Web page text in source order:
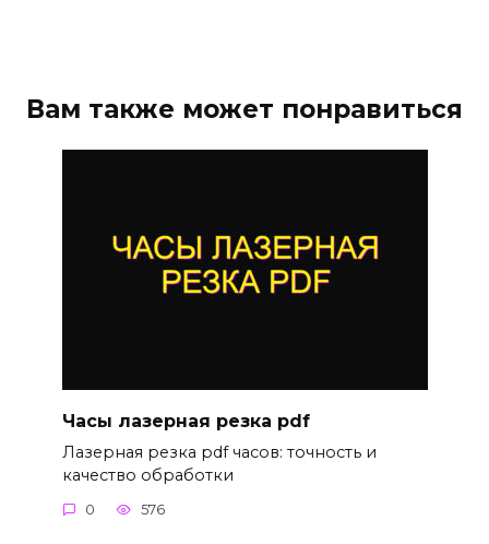
Вам также может понравиться
Часы лазерная резка pdf
Лазерная резка pdf часов: точность и
качество обработки
0 576